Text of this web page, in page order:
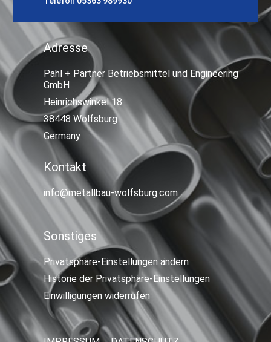
Adresse
Pahl + Partner Betriebsmittel und Engineering
GmbH
Heinrichswinkel 18
38448 Wolfsburg
Germany
Kontakt
info@metallbau-wolfsburg.com
Sonstiges
Privatsphäre-Einstellungen ändern
Historie der Privatsphäre-Einstellungen
Einwilligungen widerrufen